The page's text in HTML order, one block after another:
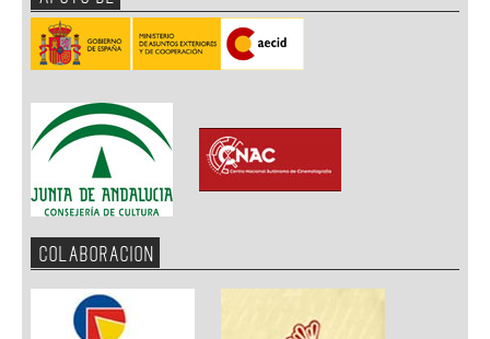
COLABORACION